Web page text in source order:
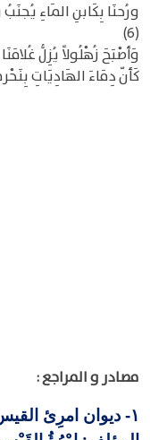
ورُحنَا بِكَابنِ المَاءِ
(6)
وَأصْبَحَ زُهْلُولاً يُزِلُّ
كَأنّ دِمَاءَ الهَادِيَاتِ
مصادر و المراجع :
١-
ديوان امرِئ